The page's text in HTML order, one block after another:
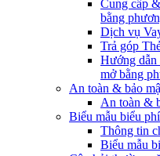
Cung cấp
bằng
Dịch vụ
Trả góp
Hướng dẫn
mở bằng
An toàn & bảo
An toàn &
Biểu mẫu biểu phí
Thông tin
Biểu mẫu